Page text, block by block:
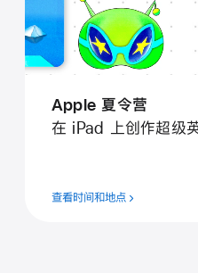
Apple 夏令营
在 iPad 上创作超级
查看时间和地点